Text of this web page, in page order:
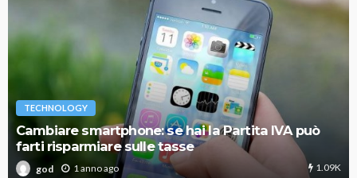
TECHNOLOGY
Cambiare smartphone: se hai la Partita IVA può
farti risparmiare sulle tasse
god 1 anno ago 1.09K